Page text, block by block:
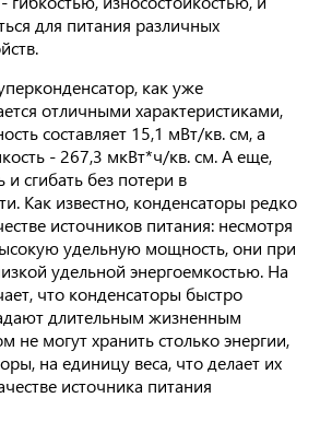
для питания различных
как уже
отличными характеристиками,
составляет 15,1 мВт/кв. см, а
- 267,3 мкВт*ч/кв. см. А еще,
сгибать без потери в
Как известно, конденсаторы редко
источников питания: несмотря
удельную мощность, они при
удельной энергоемкостью. На
что конденсаторы быстро
длительным жизненным
не могут хранить столько энергии,
на единицу веса, что делает их
источника питания